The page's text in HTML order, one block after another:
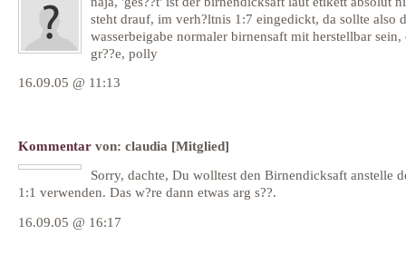
steht drauf, im verh?ltnis 1:7 eingedickt, da sollte also
wasserbeigabe normaler birnensaft mit herstellbar sein,
gr??e, polly
16.09.05 @ 11:13
Kommentar von: claudia [Mitglied]
Sorry, dachte, Du wolltest den Birnendicksaft anstelle
1:1 verwenden. Das w?re dann etwas arg s??.
16.09.05 @ 16:17